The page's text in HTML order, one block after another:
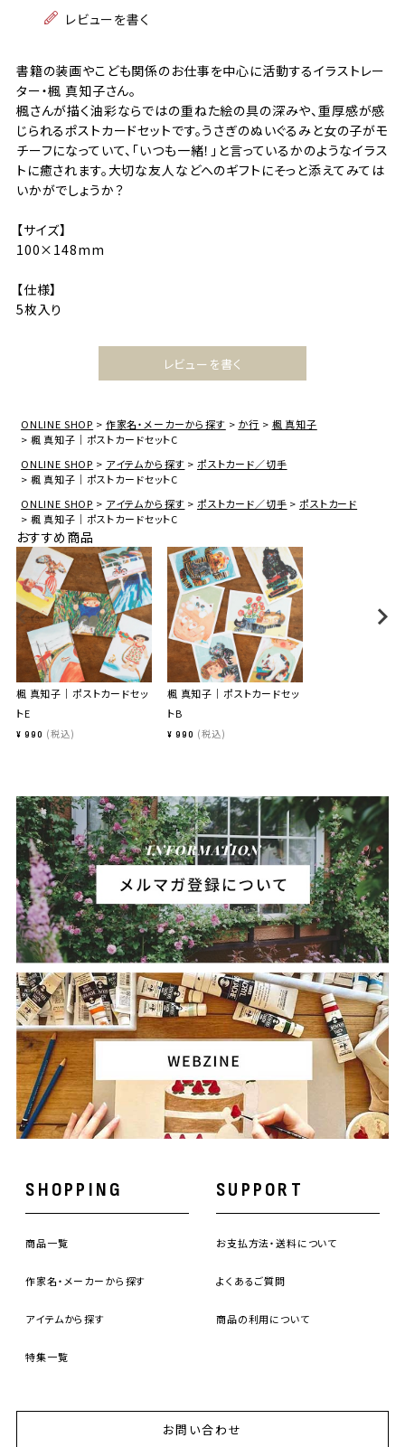
レビューを書く
書籍の装画やこども関係のお仕事を中心に活動するイラストレー
ター・楓 真知子さん。
楓さんが描く油彩ならではの重ねた絵の具の深みや、重厚感が感
じられるポストカードセットです。うさぎのぬいぐるみと女の子がモ
チーフになっていて、「いつも一緒！」と言っているかのようなイラス
トに癒されます。大切な友人などへのギフトにそっと添えてみては
いかがでしょうか？
【サイズ】
100×148mm
【仕様】
5枚入り
レビューを書く
ONLINE SHOP 作家名・メーカーから探す か行
楓 真知子
楓 真知子｜ポストカードセットC
ONLINE SHOP
アイテムから探す
ポストカード／切手
楓 真知子｜ポストカードセットC
ONLINE SHOP
アイテムから探す ポストカード／切手
ポストカード
楓 真知子｜ポストカードセットC
おすすめ商品
楓 真知子｜ポストカードセッ
トE
¥ 990 税込
楓 真知子｜ポストカードセッ
トB
¥ 990 税込
SHOPPING
商品一覧
作家名・メーカーから探す
アイテムから探す
特集一覧
SUPPORT
お支払方法・送料について
よくあるご質問
商品の利用について
お問い合わせ